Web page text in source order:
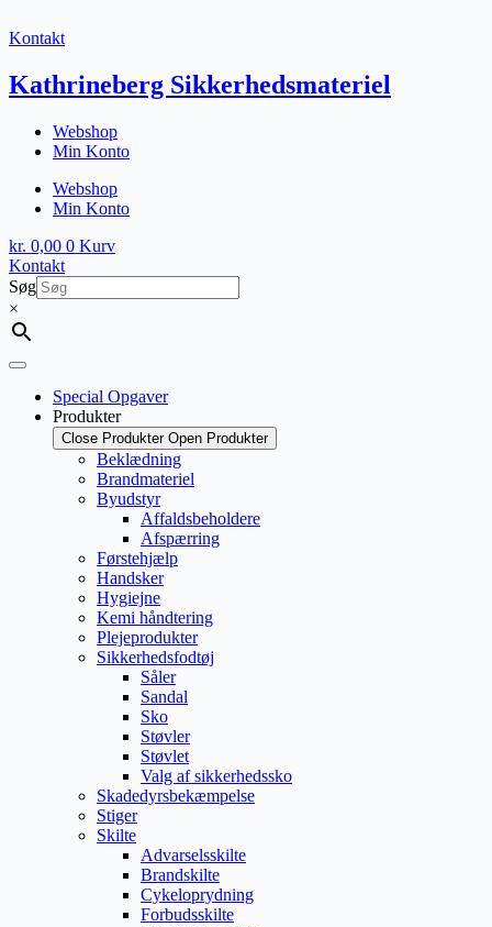
til
Kontakt
Kathrineberg Sikkerhedsmateriel
Webshop
Min Konto
Webshop
Min Konto
kr. 0,00 0 Kurv
Kontakt
Søg
×
Special Opgaver
Produkter
Close Produkter Open Produkter
Beklædning
Brandmateriel
Byudstyr
Affaldsbeholdere
Afspærring
Førstehjælp
Handsker
Hygiejne
Kemi håndtering
Plejeprodukter
Sikkerhedsfodtøj
Såler
Sandal
Sko
Støvler
Støvlet
Valg af sikkerhedssko
Skadedyrsbekæmpelse
Stiger
Skilte
Advarselsskilte
Brandskilte
Cykeloprydning
Forbudsskilte